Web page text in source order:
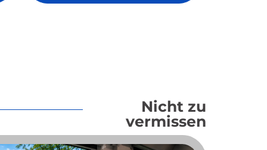
Nicht zu
vermissen